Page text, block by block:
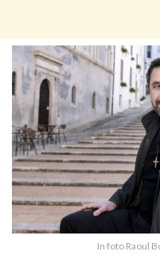
In foto Raoul